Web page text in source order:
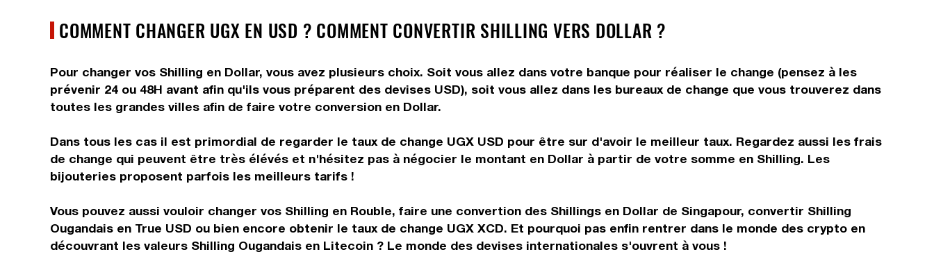
COMMENT CHANGER UGX EN USD ? COMMENT CONVERTIR SHILLING VERS DOLLAR ?
Pour changer vos Shilling en Dollar, vous avez plusieurs choix. Soit vous allez dans votre banque pour réaliser le change (pensez à les
prévenir 24 ou 48H avant afin qu'ils vous préparent des devises USD), soit vous allez dans les bureaux de change que vous trouverez dans
toutes les grandes villes afin de faire votre conversion en Dollar.
Dans tous les cas il est primordial de regarder le taux de change UGX USD pour être sur d'avoir le meilleur taux. Regardez aussi les frais
de change qui peuvent être très élévés et n'hésitez pas à négocier le montant en Dollar à partir de votre somme en Shilling. Les
bijouteries proposent parfois les meilleurs tarifs !
Vous pouvez aussi vouloir changer vos Shilling en Rouble, faire une convertion des Shillings en Dollar de Singapour, convertir Shilling
Ougandais en True USD ou bien encore obtenir le taux de change UGX XCD. Et pourquoi pas enfin rentrer dans le monde des crypto en
découvrant les valeurs Shilling Ougandais en Litecoin ? Le monde des devises internationales s'ouvrent à vous !